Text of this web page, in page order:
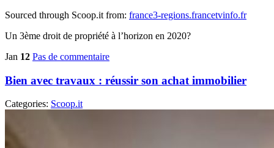
Sourced through Scoop.it from: france3-regions.francetvinfo.fr
Un 3ème droit de propriété à l’horizon en 2020?
Jan 12 Pas de commentaire
Bien avec travaux : réussir son achat immobilier
Categories: Scoop.it